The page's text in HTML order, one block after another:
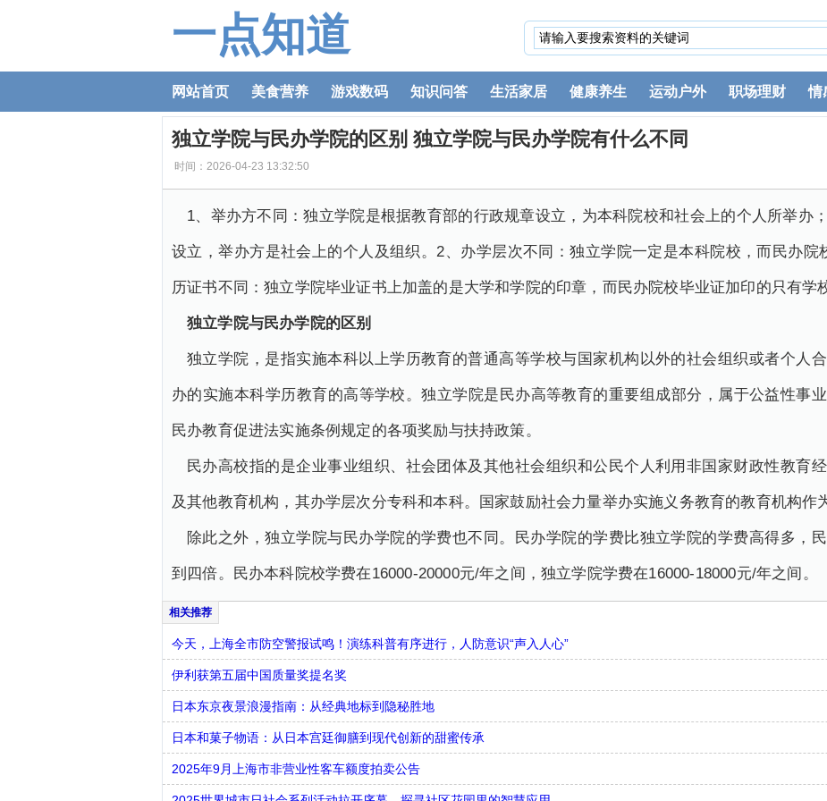
一点知道
网站首页 美食营养 游戏数码 知识问答 生活家居 健康养生 运动户外 职场理财 情
独立学院与民办学院的区别 独立学院与民办学院有什么不同
时间：2026-04-23 13:32:50
1、举办方不同：独立学院是根据教育部的行政规章设立，为本科院校和社会上的个人所举办
设立，举办方是社会上的个人及组织。2、办学层次不同：独立学院一定是本科院校，而民办院
历证书不同：独立学院毕业证书上加盖的是大学和学院的印章，而民办院校毕业证加印的只有学
独立学院与民办学院的区别
独立学院，是指实施本科以上学历教育的普通高等学校与国家机构以外的社会组织或者个人
办的实施本科学历教育的高等学校。独立学院是民办高等教育的重要组成部分，属于公益性事
民办教育促进法实施条例规定的各项奖励与扶持政策。
民办高校指的是企业事业组织、社会团体及其他社会组织和公民个人利用非国家财政性教育
及其他教育机构，其办学层次分专科和本科。国家鼓励社会力量举办实施义务教育的教育机构作
除此之外，独立学院与民办学院的学费也不同。民办学院的学费比独立学院的学费高得多，
到四倍。民办本科院校学费在16000-20000元/年之间，独立学院学费在16000-18000元/年之间。
今天，上海全市防空警报试鸣！演练科普有序进行，人防意识“声入人心”
伊利获第五届中国质量奖提名奖
日本东京夜景浪漫指南：从经典地标到隐秘胜地
日本和菓子物语：从日本宫廷御膳到现代创新的甜蜜传承
2025年9月上海市非营业性客车额度拍卖公告